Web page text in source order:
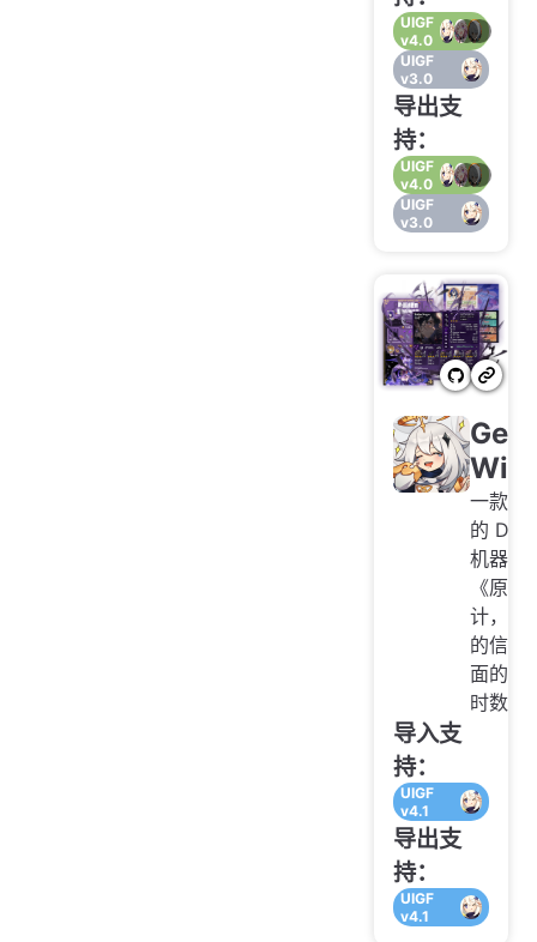
UIGF
v4.0
UIGF
v3.0
导出支
持：
UIGF
v4.0
UIGF
v3.0
一款功
的
机器人
《原神
计，提
的信息
面的指
时数据
导入支
持：
UIGF
v4.1
导出支
持：
UIGF
v4.1